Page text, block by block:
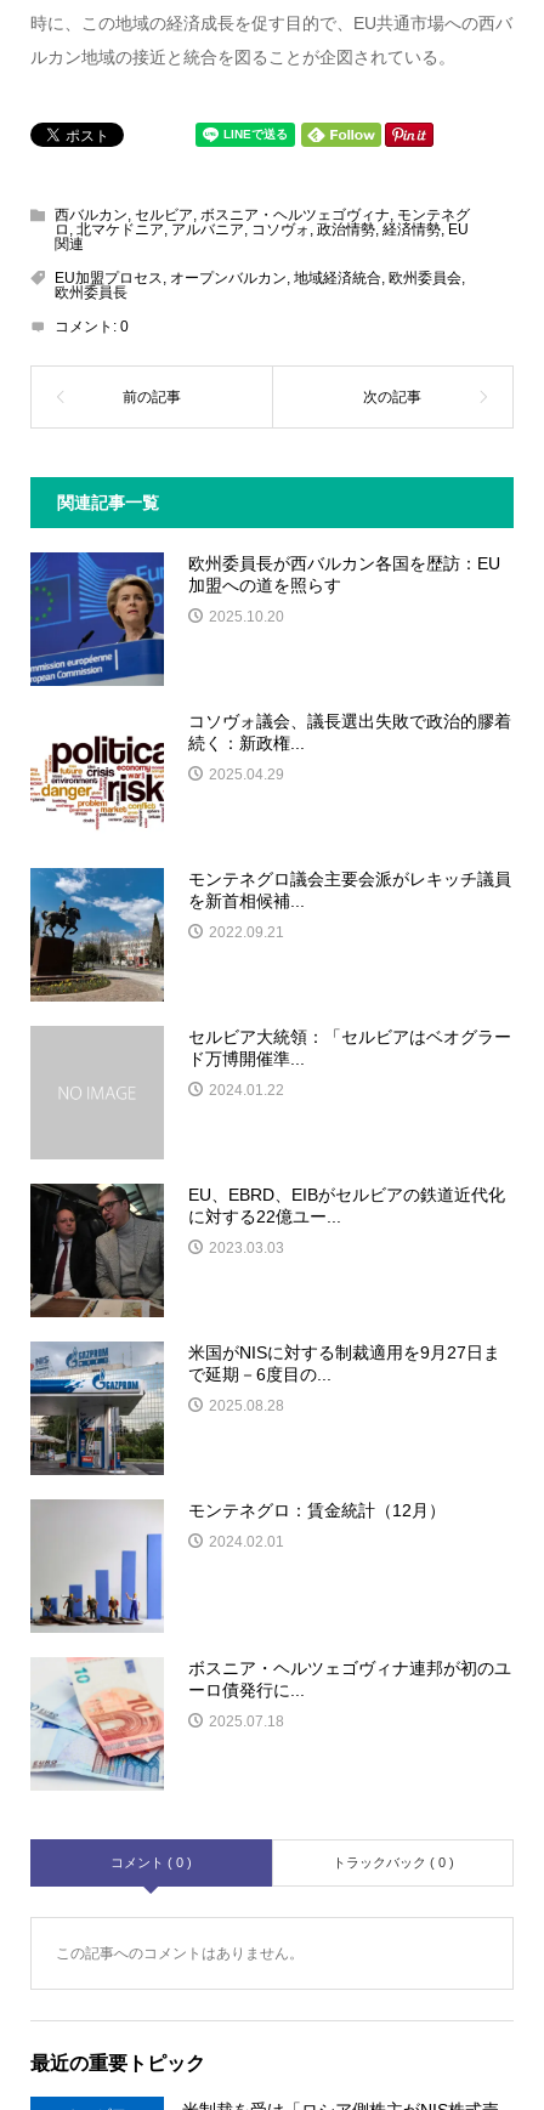
時に、この地域の経済成長を促す目的で、EU共通市場への西バ
ルカン地域の接近と統合を図ることが企図されている。
西バルカン セルビア ボスニア・ヘルツェゴヴィナ モンテネグ
ロ 北マケドニア アルバニア コソヴォ 政治情勢, 経済情勢, EU
関連
EU加盟プロセス
オープンバルカン 地域経済統合, 欧州委員会,
欧州委員長
コメント: 0
関連記事一覧
欧州委員長が西バルカン各国を歴訪：EU
加盟への道を照らす
2025.10.20
コソヴォ議会、議長選出失敗で政治的膠着
続く：新政権...
2025.04.29
モンテネグロ議会主要会派がレキッチ議員
を新首相候補...
2022.09.21
セルビア大統領：「セルビアはベオグラー
ド万博開催準...
2024.01.22
EU、EBRD、EIBがセルビアの鉄道近代化
に対する22億ユー...
2023.03.03
米国がNISに対する制裁適用を9月27日ま
で延期－6度目の...
2025.08.28
モンテネグロ：賃金統計（12月）
2024.02.01
ボスニア・ヘルツェゴヴィナ連邦が初のユ
ーロ債発行に...
2025.07.18
コメント ( 0 ) トラックバック ( 0 )
この記事へのコメントはありません。
最近の重要トピック